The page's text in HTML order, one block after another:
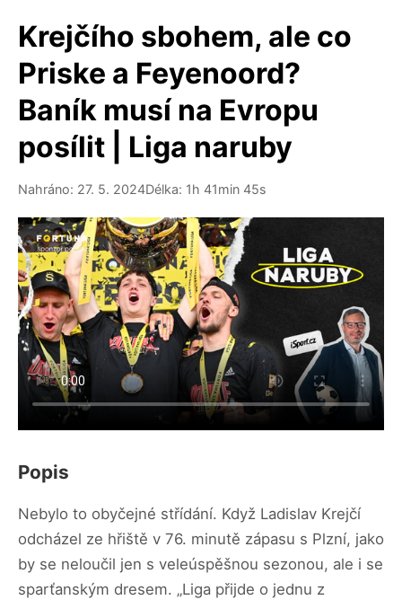
Krejčího sbohem, ale co
Priske a Feyenoord?
Baník musí na Evropu
posílit | Liga naruby
Nahráno: 27. 5. 2024Délka: 1h 41min 45s
Popis
Nebylo to obyčejné střídání. Když Ladislav Krejčí
odcházel ze hřiště v 76. minutě zápasu s Plzní, jako
by se neloučil jen s veleúspěšnou sezonou, ale i se
sparťanským dresem. „Liga přijde o jednu z